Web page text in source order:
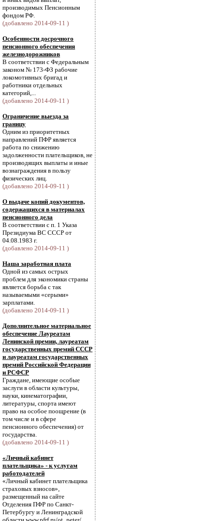
производимых Пенсионным
фондом РФ.
(добавлено 2014-09-11 )
Особенности досрочного
пенсионного обеспечения
железнодорожников
В соответствии с Федеральным
законом № 173-ФЗ рабочие
локомотивных бригад и
работники отдельных
категорий,...
(добавлено 2014-09-11 )
Ограничение выезда за
границу
Одним из приоритетных
направлений ПФР является
работа по снижению
задолженности плательщиков, не
производящих выплаты и иные
вознаграждения в пользу
физических лиц.
(добавлено 2014-09-11 )
О выдаче копий документов,
содержащихся в материалах
пенсионного дела
В соответствии с п. 1 Указа
Президиума ВС СССР от
04.08.1983 г.
(добавлено 2014-09-11 )
Наша заработная плата
Одной из самых острых
проблем для экономики страны
является борьба с так
называемыми «серыми»
зарплатами.
(добавлено 2014-09-11 )
Дополнительное материальное
обеспечение Лауреатам
Ленинской премии, лауреатам
государственных премий СССР
и лауреатам государственных
премий Российской Федерации
и РСФСР
Граждане, имеющие особые
заслуги в области культуры,
науки, кинематографии,
литературы, спорта имеют
право на особое поощрение (в
том числе и в сфере
пенсионного обеспечения) от
государства.
(добавлено 2014-09-11 )
«Личный кабинет
плательщика» - к услугам
работодателей
«Личный кабинет плательщика
страховых взносов»,
размещенный на сайте
Отделения ПФР по Санкт-
Петербургу и Ленинградской